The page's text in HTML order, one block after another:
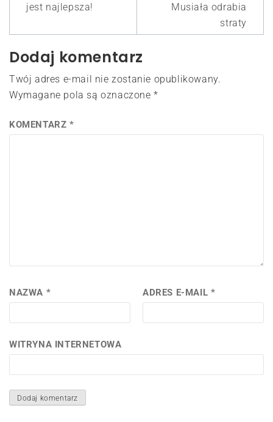
jest najlepsza!
Musiała odrabia
straty
Dodaj komentarz
Twój adres e-mail nie zostanie opublikowany.
Wymagane pola są oznaczone*
KOMENTARZ *
NAZWA * ADRES E-MAIL *
WITRYNA INTERNETOWA